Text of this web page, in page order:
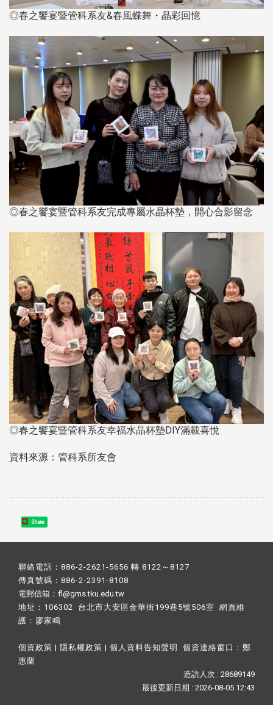
◎春之饗宴暨管科系友&春風蝶舞・晶彩回憶
◎春之饗宴暨管科系友完成專屬水晶杯墊，開心合影留念
◎春之饗宴暨管科系友幸福水晶杯墊DIY滿載喜悅
資料來源：管科系所友會
Share
聯絡電話：886-2-2621-5656 轉 8122～8127
傳真號碼：886-2-2391-8108
電郵信箱：fl@gms.tku.edu.tw
地址：106302 台北市大安區金華街199巷5號506室 網頁維
護： 廖家鳴​
個資政策 | 隱私權政策 | 個人資料告知聲明 個資連絡窗口： 鄭
惠蘭
造訪人次 : 28689149
最後更新日期 :2026-08-05 12:43